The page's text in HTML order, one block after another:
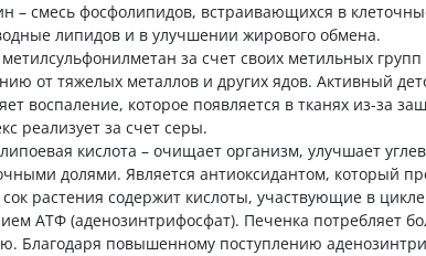
– смесь фосфолипидов, встраивающихся в
липидов и в улучшении жирового обмена.
за счет своих метильных
от тяжелых металлов и других ядов. Активный
воспаление, которое появляется в тканях из-за
реализует за счет серы.
кислота – очищает организм, улучшает
долями. Является антиоксидантом, который
растения содержит кислоты, участвующие в
АТФ (аденозинтрифосфат). Печенка потребляет
Благодаря повышенному поступлению